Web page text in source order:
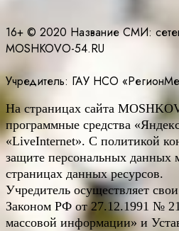
16+ © 2020 Название СМИ:
MOSHKOVO-54.RU
Учредитель: ГАУ НСО
На страницах сайта
программные средства
«LiveInternet». С политикой
защите персональных данных
страницах данных ресурсов.
Учредитель осуществляет
Законом РФ от 27.12.1991 №
массовой информации» и